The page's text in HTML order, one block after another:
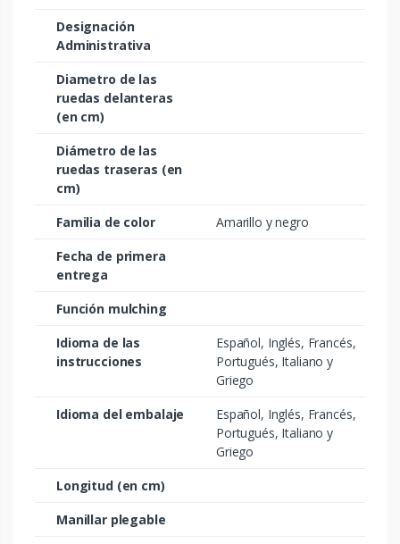
Designación
Administrativa
Diametro de las
ruedas delanteras
(en cm)
Diámetro de las
ruedas traseras (en
cm)
Familia de color
Amarillo y negro
Fecha de primera
entrega
Función mulching
Idioma de las
instrucciones
Español, Inglés, Francés,
Portugués, Italiano y
Griego
Idioma del embalaje
Español, Inglés, Francés,
Portugués, Italiano y
Griego
Longitud (en cm)
Manillar plegable